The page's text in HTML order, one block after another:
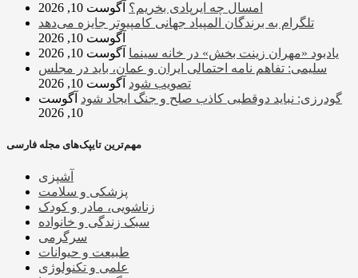
امسال چه ایرپادی بخریم؟ آگوست 10, 2026
تلگرام به برندگان المپیاد جهانی کامپیوتر جایزه می‌دهد
آگوست 10, 2026
یادبود «مهران زینت بخش» در خانه سینما آگوست 10, 2026
سلیمی: تفاهم نامه احتمالی ایران و عمان، باید در مجلس
تصویب شود آگوست 10, 2026
گودرزی: نباید دوقطبی کاذب صلح و جنگ ایجاد شود آگوست
10, 2026
مهم‌ترین تایپک‌های مجله فارسی
آشپزی
پزشکی و سلامت
زناشویی، مادر و کودک
سبک زندگی و خانواده
سرگرمی
طبیعت و حیوانات
علمی و تکنولوژی